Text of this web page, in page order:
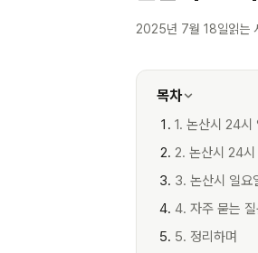
2025년 7월 18일읽는
목차
1. 논산시 24시
2. 논산시 24시
3. 논산시 일요
4. 자주 묻는
5. 정리하며